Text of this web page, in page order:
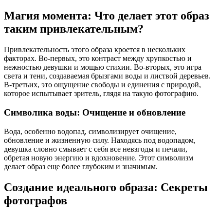
Магия момента: Что делает этот образ
таким привлекательным?
Привлекательность этого образа кроется в нескольких
факторах. Во-первых, это контраст между хрупкостью и
нежностью девушки и мощью стихии. Во-вторых, это игра
света и тени, создаваемая брызгами воды и листвой деревьев.
В-третьих, это ощущение свободы и единения с природой,
которое испытывает зритель, глядя на такую фотографию.
Символика воды: Очищение и обновление
Вода, особенно водопад, символизирует очищение,
обновление и жизненную силу. Находясь под водопадом,
девушка словно смывает с себя все невзгоды и печали,
обретая новую энергию и вдохновение. Этот символизм
делает образ еще более глубоким и значимым.
Создание идеального образа: Секреты
фотографов